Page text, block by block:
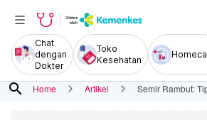
Chat
dengan
Dokter
Toko
Kesehatan
search Home Artikel Semir Rambut: